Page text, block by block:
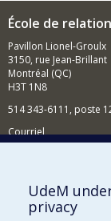
École de
Pavillon Lionel-Groulx
3150, rue Jean-Brillant
Montréal (QC)
H3T 1N8
514 343-6111, poste
Courriel
Comment
BESOIN D'AIDE?
UdeM
privacy